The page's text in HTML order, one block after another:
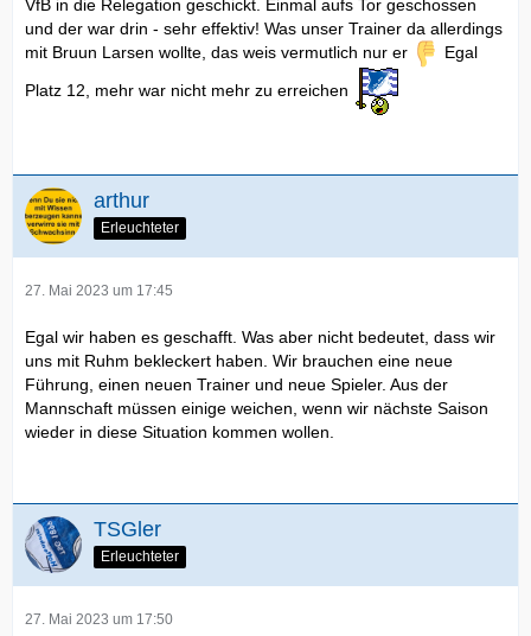
VfB in die Relegation geschickt. Einmal aufs Tor geschossen
und der war drin - sehr effektiv! Was unser Trainer da allerdings
mit Bruun Larsen wollte, das weis vermutlich nur er
Egal
Platz 12, mehr war nicht mehr zu erreichen
arthur
Erleuchteter
27. Mai 2023 um 17:45
Egal wir haben es geschafft. Was aber nicht bedeutet, dass wir
uns mit Ruhm bekleckert haben. Wir brauchen eine neue
Führung, einen neuen Trainer und neue Spieler. Aus der
Mannschaft müssen einige weichen, wenn wir nächste Saison
wieder in diese Situation kommen wollen.
TSGler
Erleuchteter
27. Mai 2023 um 17:50